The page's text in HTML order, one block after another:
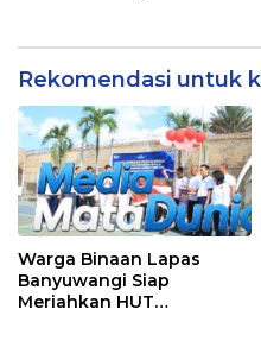
Rekomendasi untuk
Warga Binaan Lapas
Banyuwangi Siap
Meriahkan HUT